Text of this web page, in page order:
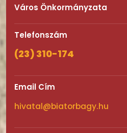
Város Önkormányzata
Telefonszám
(23) 310-174
Email Cím
hivatal@biatorbagy.hu